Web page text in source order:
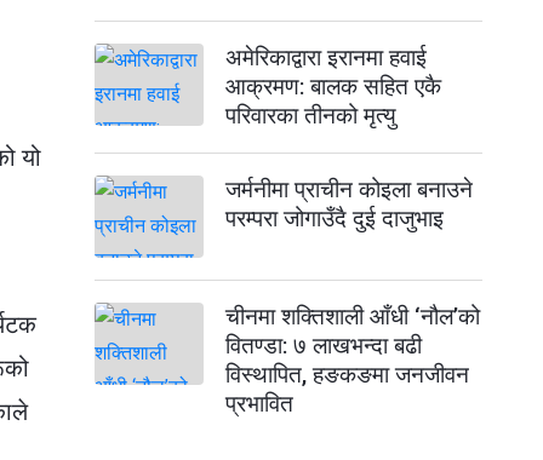
यो
अमेरिकाद्वारा इरानमा हवाई
आक्रमण: बालक सहित एकै
परिवारका तीनको मृत्यु
जर्मनीमा प्राचीन कोइला बनाउने
परम्परा जोगाउँदै दुई दाजुभाइ
चीनमा शक्तिशाली आँधी ‘नौल’को
वितण्डा: ७ लाखभन्दा बढी
विस्थापित, हङकङमा जनजीवन
प्रभावित